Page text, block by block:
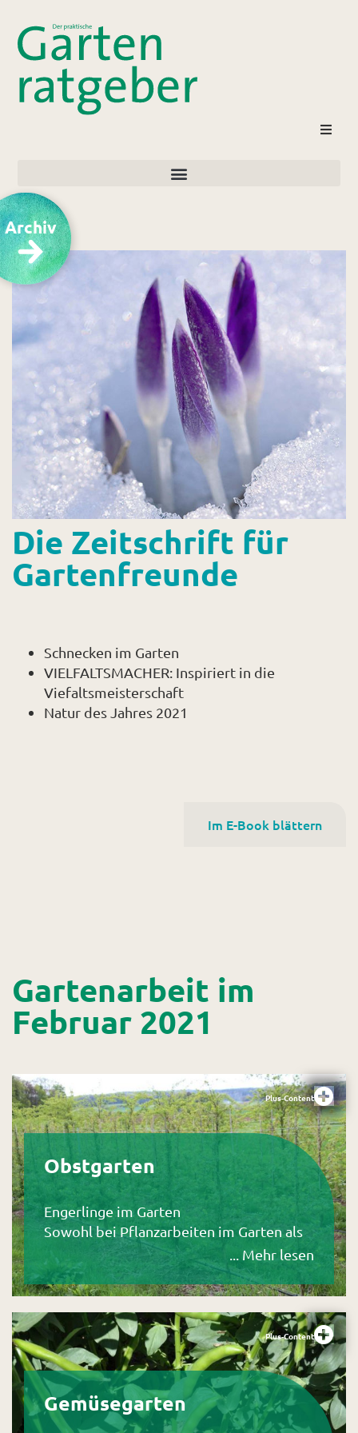
Login
Shop
Die Zeitschrift für
Gartenfreunde
Schnecken im Garten
VIELFALTSMACHER: Inspiriert in die
Viefaltsmeisterschaft
Natur des Jahres 2021
Im E-Book blättern
Gartenarbeit im
Februar 2021
Plus-Content
Obstgarten
Engerlinge im Garten
Sowohl bei Pflanzarbeiten im Garten als
auch beim Umsetzen des
Komposthaufens lassen sich ganzjährig
sogenannte Engerlinge finden. Als
Engerlinge bezeichnet man die Larven
bestimmter Käferarten aus der Familie
der Blatthornkäfer. Zu den bekanntesten
Vertretern gehören beispielsweise der
Maikäfer, der Junikäfer, der Rosenkäfer
oder der Gefurchte Dickmaulrüssler. Je
... Mehr lesen
Plus-Content
Gemüsegarten
Archiv